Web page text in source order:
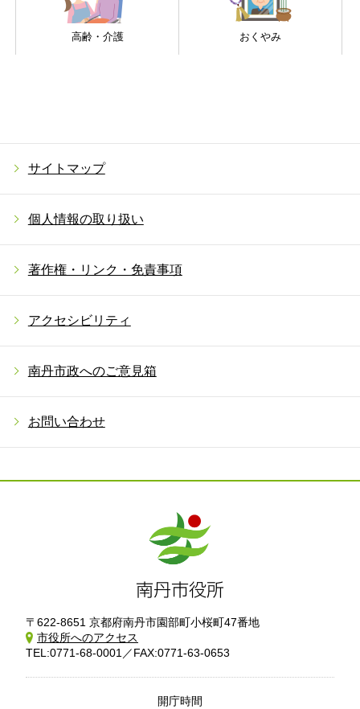
高齢・介護 おくやみ
サイトマップ
個人情報の取り扱い
著作権・リンク・免責事項
アクセシビリティ
南丹市政へのご意見箱
お問い合わせ
〒622-8651 京都府南丹市園部町小桜町47番地
市役所へのアクセス
TEL:0771-68-0001／FAX:0771-63-0653
開庁時間